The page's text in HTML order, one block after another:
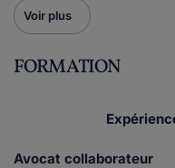
Voir plus
FORMATION
Avocat collaborateur